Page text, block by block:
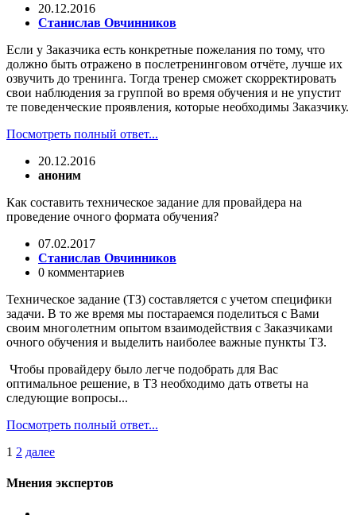
20.12.2016
Станислав Овчинников
Если у Заказчика есть конкретные пожелания по тому, что
должно быть отражено в послетренинговом отчёте, лучше их
озвучить до тренинга. Тогда тренер сможет скорректировать
свои наблюдения за группой во время обучения и не упустит
те поведенческие проявления, которые необходимы Заказчику.
Посмотреть полный ответ...
20.12.2016
аноним
Как составить техническое задание для провайдера на
проведение очного формата обучения?
07.02.2017
Станислав Овчинников
0 комментариев
Техническое задание (ТЗ) составляется с учетом специфики
задачи. В то же время мы постараемся поделиться с Вами
своим многолетним опытом взаимодействия с Заказчиками
очного обучения и выделить наиболее важные пункты ТЗ.
Чтобы провайдеру было легче подобрать для Вас
оптимальное решение, в ТЗ необходимо дать ответы на
следующие вопросы...
Посмотреть полный ответ...
1 2 далее
Мнения экспертов